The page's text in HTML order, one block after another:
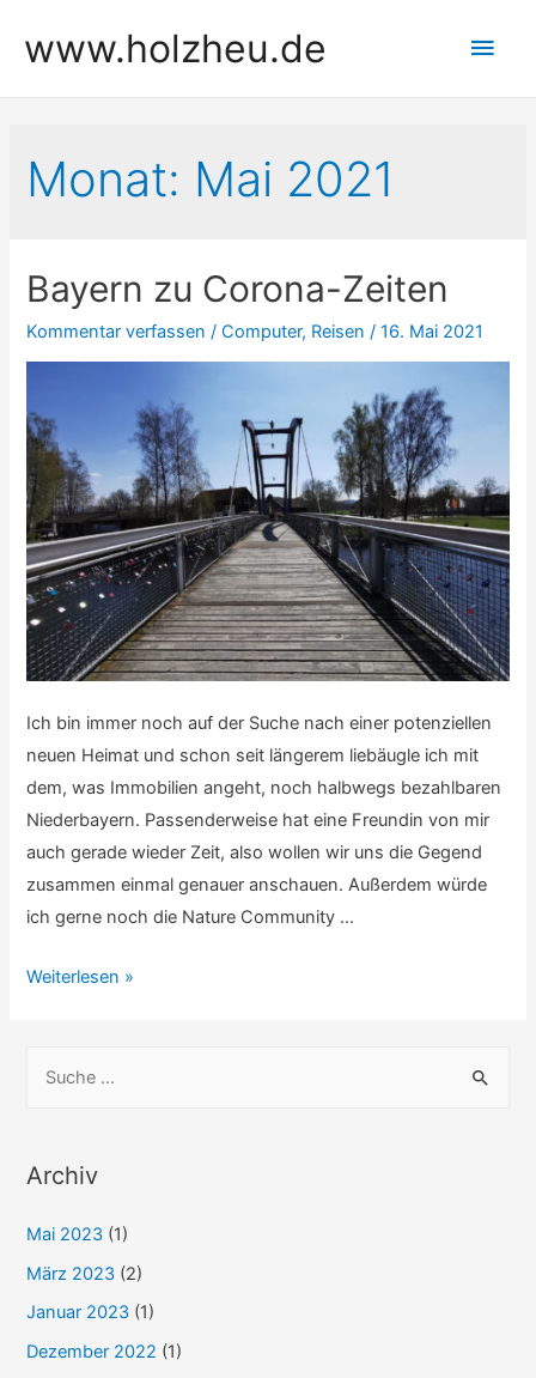
Inhaltwww.holzheu.de
Monat: Mai 2021
Bayern zu Corona-Zeiten
Kommentar verfassen /Computer, Reisen /16. Mai 2021
Ich bin immer noch auf der Suche nach einer potenziellen
neuen Heimat und schon seit längerem liebäugle ich mit
dem, was Immobilien angeht, noch halbwegs bezahlbaren
Niederbayern. Passenderweise hat eine Freundin von mir
auch gerade wieder Zeit, also wollen wir uns die Gegend
zusammen einmal genauer anschauen. Außerdem würde
ich gerne noch die Nature Community …
Bayern
Zeiten
Weiterlesen »
h
n
n
a
c
Archiv
Mai 2023 (1)
März 2023 (2)
Januar 2023 (1)
Dezember 2022 (1)